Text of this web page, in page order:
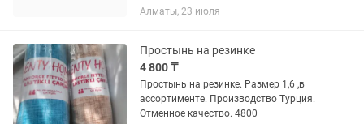
Алматы, 23 июля
Простынь на резинке
4 800 ₸
Простынь на резинке. Размер 1,6 ,в
ассортименте. Производство Турция.
Отменное качество. 4800